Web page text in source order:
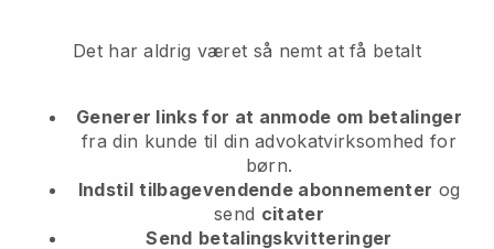
Det har aldrig været så nemt at få betalt
Generer links for at anmode om betalinger
fra din kunde til din advokatvirksomhed for
børn.
Indstil tilbagevendende abonnementer og
send citater
Send betalingskvitteringer